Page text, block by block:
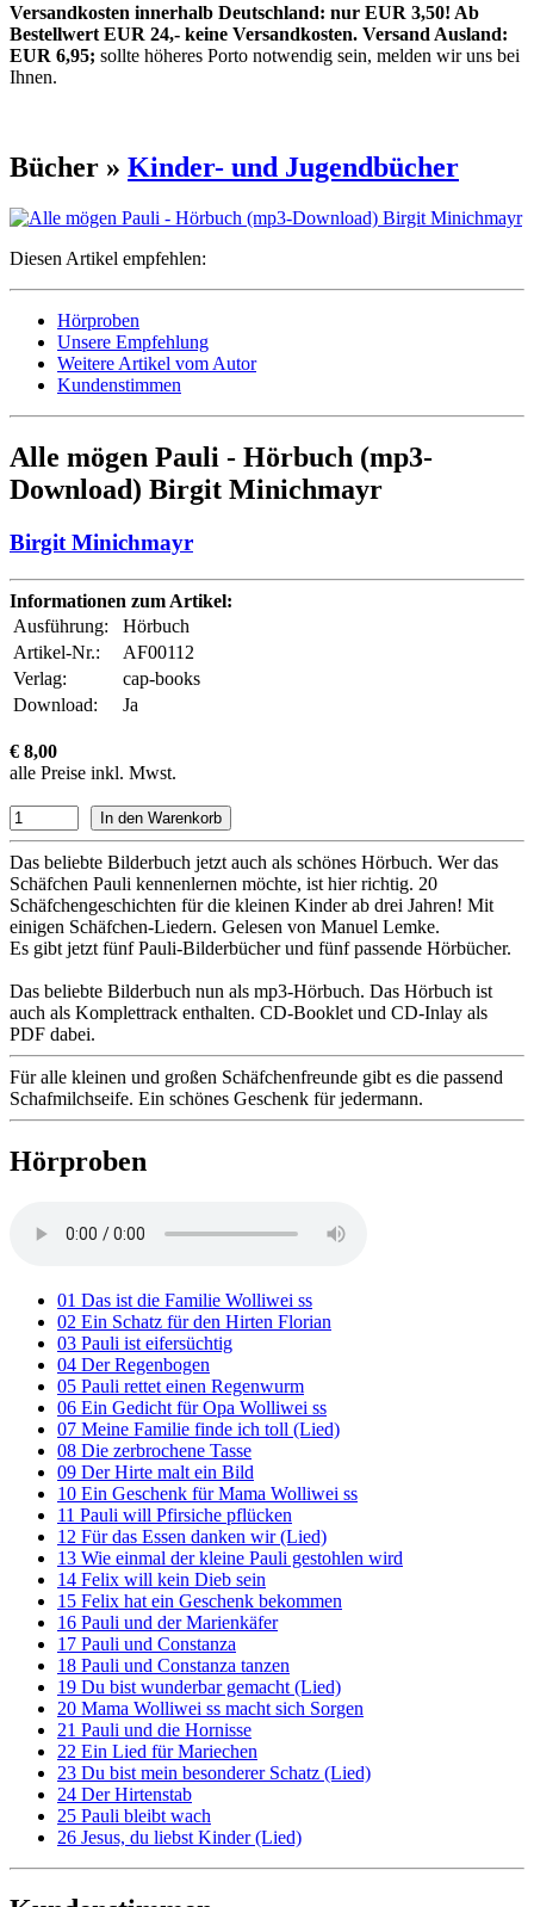
Versandkosten innerhalb Deutschland: nur EUR 3,50! Ab
Bestellwert EUR 24,- keine Versandkosten. Versand Ausland:
EUR 6,95; sollte höheres Porto notwendig sein, melden wir uns bei
Ihnen.
Bücher » Kinder- und Jugendbücher
Diesen Artikel empfehlen:
Hörproben
Unsere Empfehlung
Weitere Artikel vom Autor
Kundenstimmen
Alle mögen Pauli - Hörbuch (mp3-
Download) Birgit Minichmayr
Birgit Minichmayr
Informationen zum Artikel:
Ausführung:
Hörbuch
Artikel-Nr.:
AF00112
Verlag:
cap-books
Download:
Ja
€ 8,00
alle Preise inkl. Mwst.
Das beliebte Bilderbuch jetzt auch als schönes Hörbuch. Wer das
Schäfchen Pauli kennenlernen möchte, ist hier richtig. 20
Schäfchengeschichten für die kleinen Kinder ab drei Jahren! Mit
einigen Schäfchen-Liedern. Gelesen von Manuel Lemke.
Es gibt jetzt fünf Pauli-Bilderbücher und fünf passende Hörbücher.
Das beliebte Bilderbuch nun als mp3-Hörbuch. Das Hörbuch ist
auch als Komplettrack enthalten. CD-Booklet und CD-Inlay als
PDF dabei.
Für alle kleinen und großen Schäfchenfreunde gibt es die passend
Schafmilchseife. Ein schönes Geschenk für jedermann.
Hörproben
01 Das ist die Familie Wolliwei ss
02 Ein Schatz für den Hirten Florian
03 Pauli ist eifersüchtig
04 Der Regenbogen
05 Pauli rettet einen Regenwurm
06 Ein Gedicht für Opa Wolliwei ss
07 Meine Familie finde ich toll (Lied)
08 Die zerbrochene Tasse
09 Der Hirte malt ein Bild
10 Ein Geschenk für Mama Wolliwei ss
11 Pauli will Pfirsiche pflücken
12 Für das Essen danken wir (Lied)
13 Wie einmal der kleine Pauli gestohlen wird
14 Felix will kein Dieb sein
15 Felix hat ein Geschenk bekommen
16 Pauli und der Marienkäfer
17 Pauli und Constanza
18 Pauli und Constanza tanzen
19 Du bist wunderbar gemacht (Lied)
20 Mama Wolliwei ss macht sich Sorgen
21 Pauli und die Hornisse
22 Ein Lied für Mariechen
23 Du bist mein besonderer Schatz (Lied)
24 Der Hirtenstab
25 Pauli bleibt wach
26 Jesus, du liebst Kinder (Lied)